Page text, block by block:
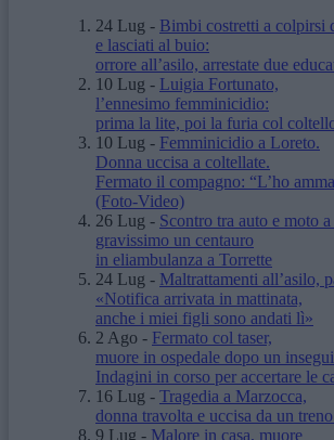
24 Lug - Bimbi costretti a colpirsi
e lasciati al buio:
orrore all’asilo, arrestate due
10 Lug - Luigia Fortunato,
l’ennesimo femminicidio:
prima la lite, poi la furia col
10 Lug - Femminicidio a Loreto.
Donna uccisa a coltellate.
Fermato il compagno: “L’ho
(Foto-Video)
26 Lug - Scontro tra auto e moto
gravissimo un centauro
in eliambulanza a Torrette
24 Lug - Maltrattamenti all’asilo,
«Notifica arrivata in mattinata,
anche i miei figli sono andati lì»
2 Ago - Fermato col taser,
muore in ospedale dopo un
Indagini in corso per accertare le
16 Lug - Tragedia a Marzocca,
donna travolta e uccisa da un treno
9 Lug - Malore in casa, muore